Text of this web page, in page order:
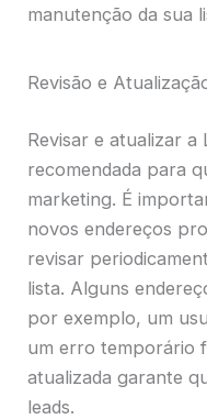
manutenção da sua
Revisão e
Revisar e atualizar a
recomendada para
marketing. É
novos endereços
revisar
lista. Alguns
por exemplo, um
um erro temporário
atualizada garante
leads.